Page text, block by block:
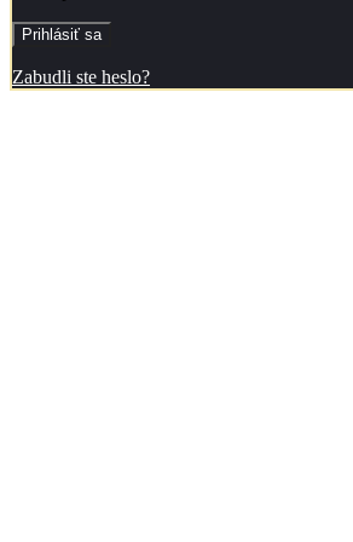
Zabudli ste heslo?